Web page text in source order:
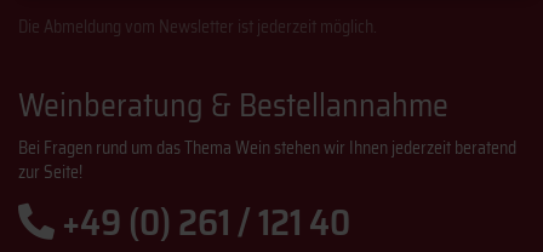
Die Abmeldung vom Newsletter ist jederzeit möglich.
Weinberatung & Bestellannahme
Bei Fragen rund um das Thema Wein stehen wir Ihnen jederzeit beratend
zur Seite!
+49 (0) 261 / 121 40